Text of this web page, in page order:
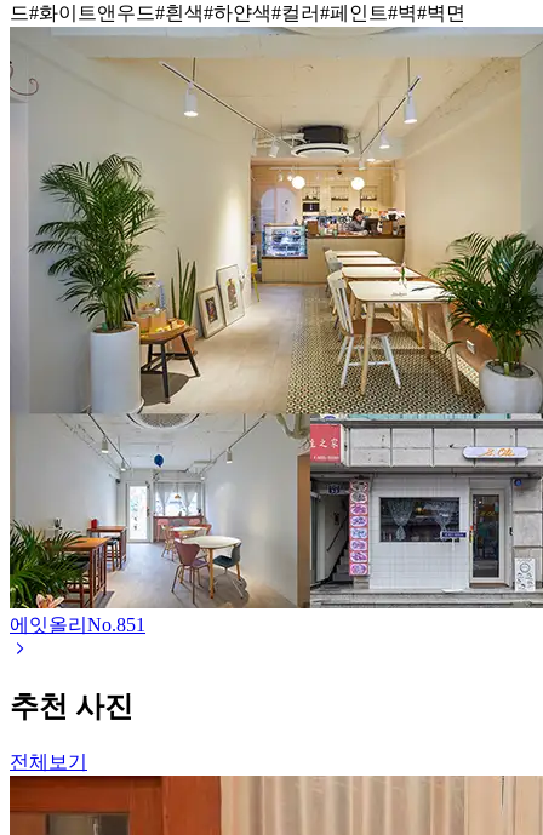
드#화이트앤우드#흰색#하얀색#컬러#페인트#벽#벽면
에잇올리 No.851
추천 사진
전체보기